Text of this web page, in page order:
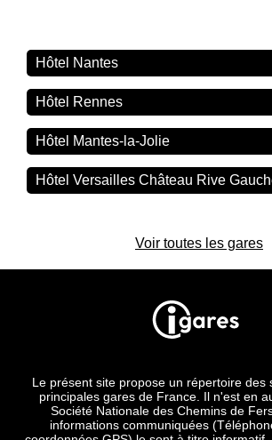
Hôtel Nantes
Hôtel Rennes
Hôtel Mantes-la-Jolie
Hôtel Versailles Château Rive
Voir toutes les gares
Le présent site propose un répertoire des
principales gares de France. Il n'est en
Société Nationale des Chemins de
informations communiquées